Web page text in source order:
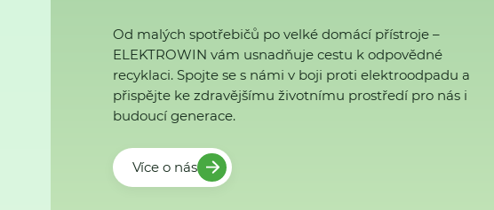
Od malých spotřebičů po velké domácí přístroje –
ELEKTROWIN vám usnadňuje cestu k odpovědné
recyklaci. Spojte se s námi v boji proti elektroodpadu a
přispějte ke zdravějšímu životnímu prostředí pro nás i
budoucí generace.
Více o nás